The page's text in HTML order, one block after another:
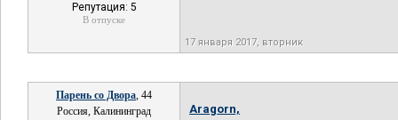
Репутация: 5
В отпуске
17 января 2017, вторник
Парень со Двора, 44
Россия, Калининград
Aragorn,